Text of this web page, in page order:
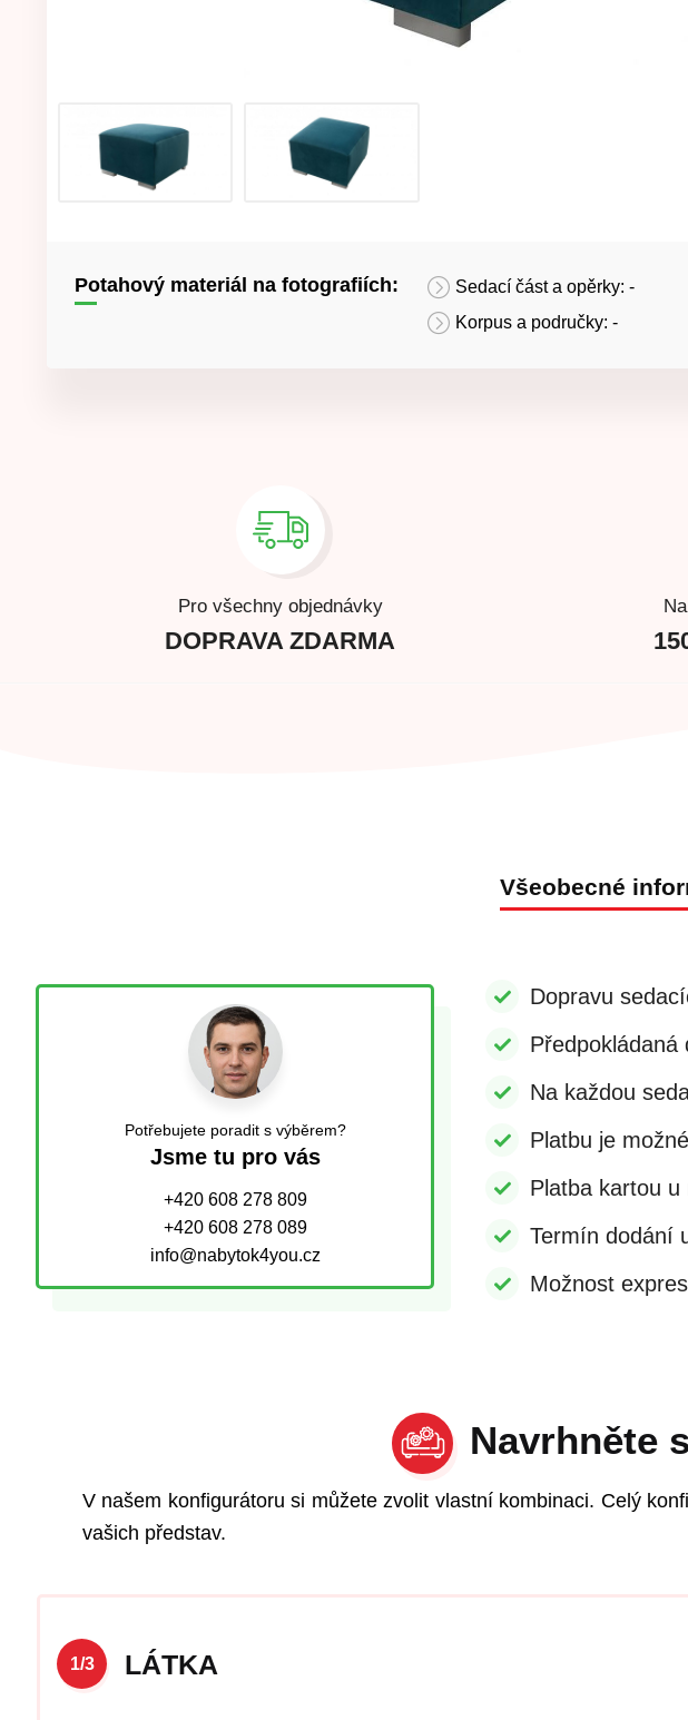
Potahový materiál na fotografiích:
Sedací část a opěrky: -
Korpus a područky: -
Pro všechny objednávky
DOPRAVA ZDARMA
Všeobecné
Potřebujete poradit s výběrem?
Jsme tu pro vás
+420 608 278 809
+420 608 278 089
info@nabytok4you.cz
Dopravu
Předpokládaná
Na každou
Platbu je
Platba kartou
Termín dodání
Možnost
Navrhněte
V našem konfigurátoru si můžete zvolit vlastní kombinaci. Celý
vašich představ.
1/3 LÁTKA